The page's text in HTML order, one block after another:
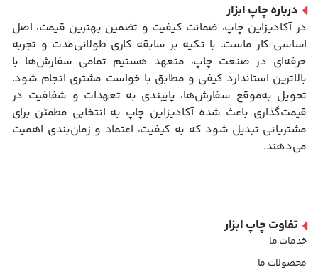
درباره چاپ ابزار
در آکادیزاین چاپ، ضمانت کیفیت و تضمین بهترین قیمت، اصل
اساسی کار ماست. با تکیه بر سابقه کاری طولانی‌مدت و تجربه
حرفه‌ای در صنعت چاپ، متعهد هستیم تمامی سفارش‌ها با
بالاترین استاندارد کیفی و مطابق با خواست مشتری انجام شود.
تحویل به‌موقع سفارش‌ها، پایبندی به تعهدات و شفافیت در
قیمت‌گذاری باعث شده آکادیزاین چاپ به انتخابی مطمئن برای
مشتریانی تبدیل شود که به کیفیت، اعتماد و زمان‌بندی اهمیت
می‌دهند.
تفاوت چاپ ابزار
خدمات ما
محصولات ما